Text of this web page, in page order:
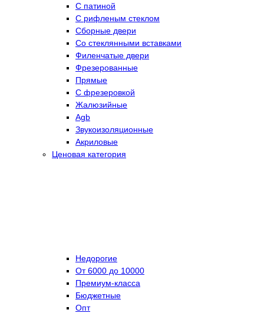
С патиной
С рифленым стеклом
Сборные двери
Со стеклянными вставками
Филенчатые двери
Фрезерованные
Прямые
С фрезеровкой
Жалюзийные
Agb
Звукоизоляционные
Акриловые
Ценовая категория
Недорогие
От 6000 до 10000
Премиум-класса
Бюджетные
Опт